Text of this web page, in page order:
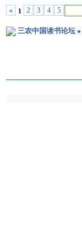
« 1 2 3 4 5
三农中国读书论坛»